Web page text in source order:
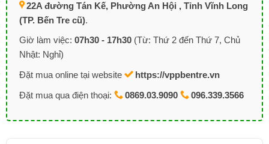
22A đường Tán Kế, Phường An Hội , Tỉnh Vĩnh Long
(TP. Bến Tre cũ).
Giờ làm việc: 07h30 - 17h30 (Từ: Thứ 2 đến Thứ 7, Chủ
Nhật: Nghỉ)
Đặt mua online tại website
https://vppbentre.vn
Đặt mua qua điện thoại:
0869.03.9090 096.339.3566